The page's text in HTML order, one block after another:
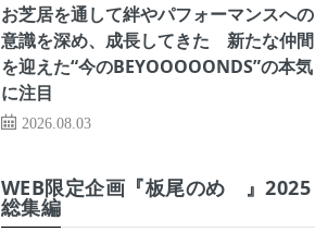
お芝居を通して絆やパフォーマンスへの
意識を深め、成長してきた 新たな仲間
を迎えた“今のBEYOOOOONDS”の本気
に注目
2026.08.03
WEB限定企画『板尾のめ゙』2025
総集編